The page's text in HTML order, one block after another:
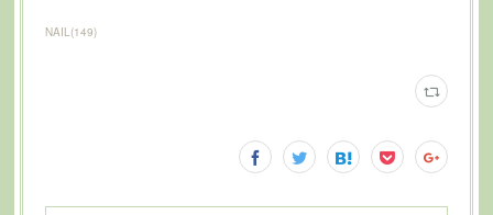
NAIL(149)